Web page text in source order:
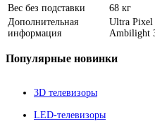
Вес без подставки
68 кг
Дополнительная
информация
Ultra Pixel
Ambilight
Популярные новинки
3D телевизоры
LED-телевизоры